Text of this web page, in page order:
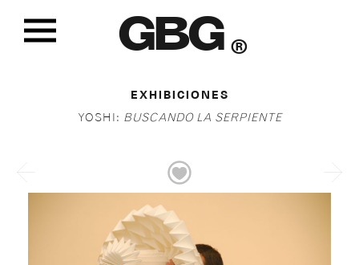
GBG ®
EXHIBICIONES
YOSHI: BUSCANDO LA SERPIENTE